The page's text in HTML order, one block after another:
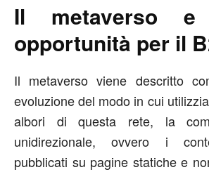
Il metaverso
opportunità per il
Il metaverso viene descritto
evoluzione del modo in cui
albori di questa rete, la
unidirezionale, ovvero i
pubblicati su pagine statiche e